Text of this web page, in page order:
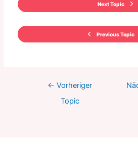
Previous Topic
Next Topic
← Vorheriger
Topic